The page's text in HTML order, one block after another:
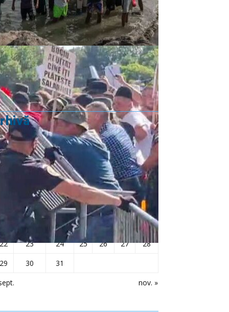
Convertor valutar
»
Rezultat: -
octombrie 2018
Ma Mi V S D
nov. »
3 4 5 6
7
9 10 11 12 13
14
17 18 20
21
23 24 25 26 27
28
30 31